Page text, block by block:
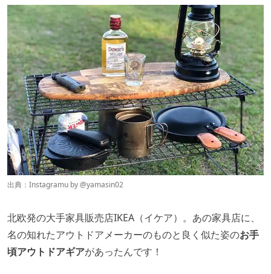
出典：Instagramu by@yamasin02
北欧発の大手家具販売店IKEA（イケア）。あの家具店に、
名の知れたアウトドアメーカーのものと良く似た姿のお手
頃アウトドアギアがあったんです！